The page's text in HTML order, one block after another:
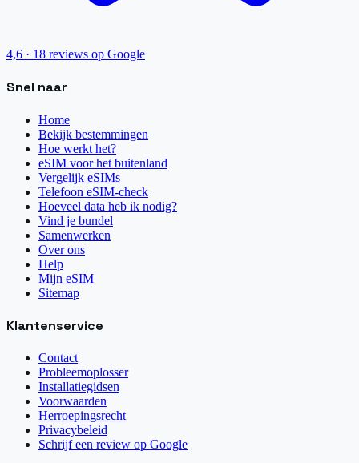
4,6 · 18 reviews op Google
Snel naar
Home
Bekijk bestemmingen
Hoe werkt het?
eSIM voor het buitenland
Vergelijk eSIMs
Telefoon eSIM-check
Hoeveel data heb ik nodig?
Vind je bundel
Samenwerken
Over ons
Help
Mijn eSIM
Sitemap
Klantenservice
Contact
Probleemoplosser
Installatiegidsen
Voorwaarden
Herroepingsrecht
Privacybeleid
Schrijf een review op Google